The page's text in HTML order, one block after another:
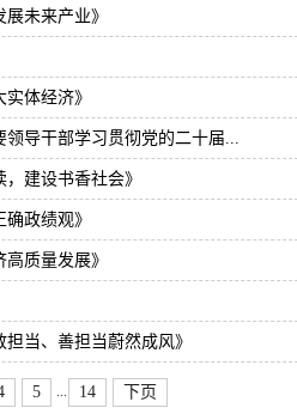
未来产业》
体经济》
领导干部学习贯彻党的二十届...
建设书香社会》
政绩观》
质量发展》
当、善担当蔚然成风》
5 ... 14 下页